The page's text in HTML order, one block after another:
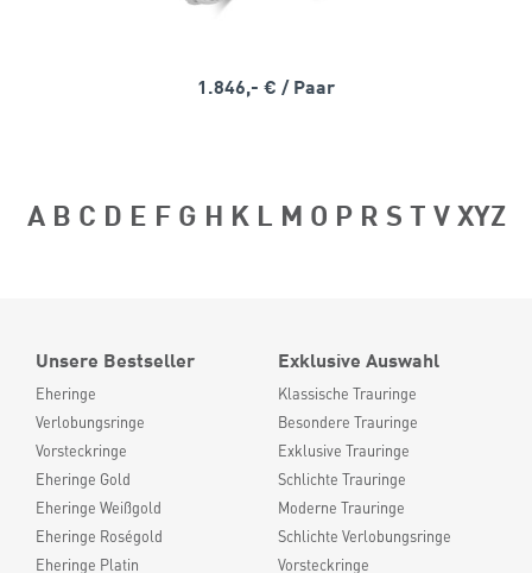
1.846,- € / Paar
A B C D E F G H K L M O P RSTVXYZ
Unsere Bestseller
Eheringe
Verlobungsringe
Vorsteckringe
Eheringe Gold
Eheringe Weißgold
Eheringe Roségold
Eheringe Platin
Exklusive Auswahl
Klassische Trauringe
Besondere Trauringe
Exklusive Trauringe
Schlichte Trauringe
Moderne Trauringe
Schlichte Verlobungsringe
Vorsteckringe